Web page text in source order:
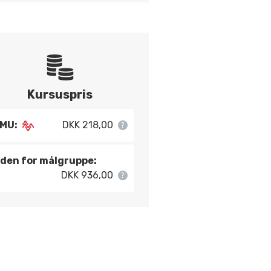
Kursuspris
DKK 218,00
for målgruppe:
DKK 936,00